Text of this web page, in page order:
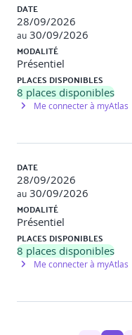
DATE
28/09/2026
au 30/09/2026
MODALITÉ
Présentiel
PLACES DISPONIBLES
8 places disponibles
Me connecter à myAtlas
DATE
28/09/2026
au 30/09/2026
MODALITÉ
Présentiel
PLACES DISPONIBLES
8 places disponibles
Me connecter à myAtlas